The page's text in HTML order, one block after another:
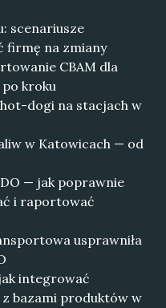
scenariusze
firmę na zmiany
CBAM dla
kroku
dogi na stacjach w
w Katowicach — od
— jak poprawnie
i raportować
usprawniła
integrować
bazami produktów w